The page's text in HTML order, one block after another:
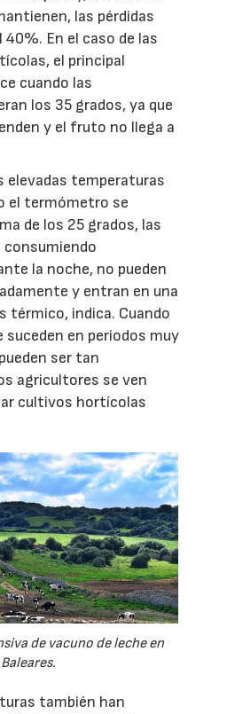
las pérdidas
40%. En el caso de las
el principal
cuando las
los 35 grados, ya que
y el fruto no llega a
elevadas temperaturas
el termómetro se
de los 25 grados, las
la noche, no pueden
y entran en una
térmico, indica. Cuando
suceden en periodos muy
ser tan
agricultores se ven
cultivos hortícolas
de vacuno de leche en
Baleares.
también han